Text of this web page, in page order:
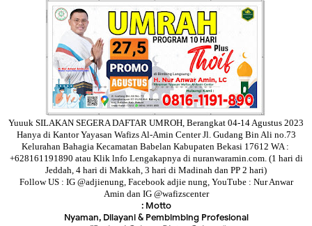
Yuuuk SILAKAN SEGERA DAFTAR UMROH, Berangkat 04-14 Agustus 2023
Hanya di Kantor Yayasan Wafizs Al-Amin Center Jl. Gudang Bin Ali no.73
Kelurahan Bahagia Kecamatan Babelan Kabupaten Bekasi 17612 WA :
+628161191890 atau Klik lnfo Lengakapnya di nuranwaramin.com. (1 hari di
Jeddah, 4 hari di Makkah, 3 hari di Madinah dan PP 2 hari)
Follow US : IG @adjienung, Facebook adjie nung, YouTube : Nur Anwar
Amin dan IG @wafizscenter
Motto :
Nyaman, Dilayani & Pembimbing Profesional